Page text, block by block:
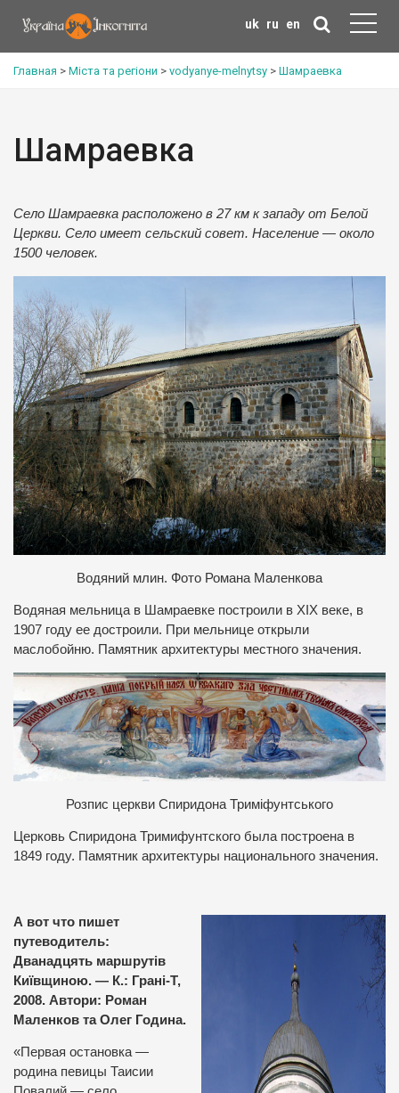
uk ru en
Главная > Міста та регіони > vodyanye-melnytsy > Шамраевка
Шамраевка
Село Шамраевка расположено в 27 км к западу от Белой
Церкви. Село имеет сельский совет. Население — около
1500 человек.
Водяний млин. Фото Романа Маленкова
Водяная мельница в Шамраевке построили в XIX веке, в
1907 году ее достроили. При мельнице открыли
маслобойню. Памятник архитектуры местного значения.
Розпис церкви Спиридона Триміфунтського
Церковь Спиридона Тримифунтского была построена в
1849 году. Памятник архитектуры национального значения.
А вот что пишет
путеводитель:
Дванадцять маршрутів
Київщиною. — К.: Грані-Т,
2008. Автори: Роман
Маленков та Олег Година.
«Первая остановка —
родина певицы Таисии